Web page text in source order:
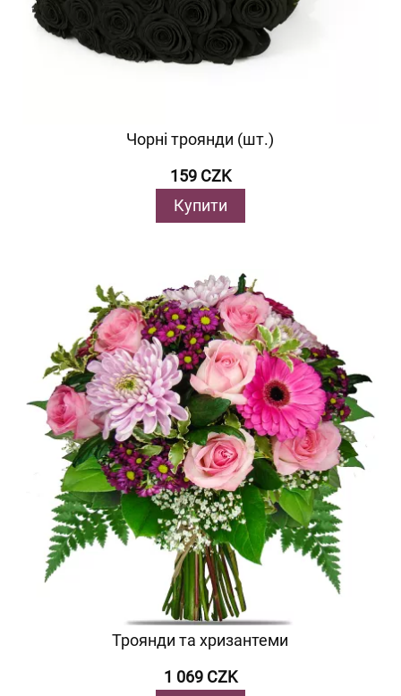
Чорні троянди (шт.)
159 CZK
Купити
Троянди та хризантеми
1 069 CZK